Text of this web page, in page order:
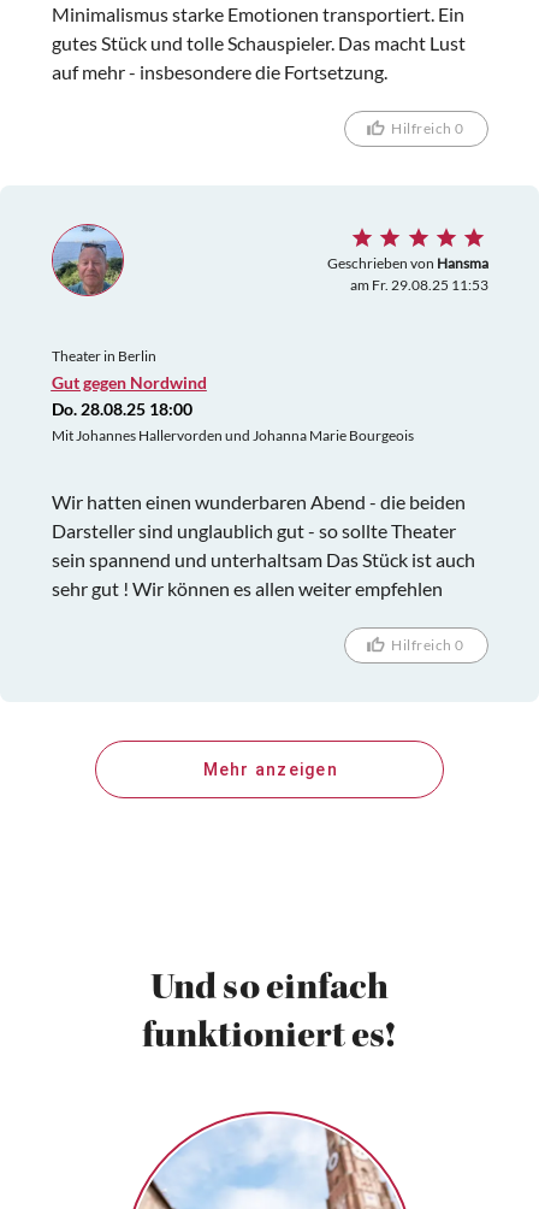
Minimalismus starke Emotionen transportiert. Ein
gutes Stück und tolle Schauspieler. Das macht Lust
auf mehr - insbesondere die Fortsetzung.
Hilfreich 0
Geschrieben von Hansma
am Fr. 29.08.25 11:53
Theater in Berlin
Gut gegen Nordwind
Do. 28.08.25 18:00
Mit Johannes Hallervorden und Johanna Marie Bourgeois
Wir hatten einen wunderbaren Abend - die beiden
Darsteller sind unglaublich gut - so sollte Theater
sein spannend und unterhaltsam Das Stück ist auch
sehr gut ! Wir können es allen weiter empfehlen
Hilfreich 0
Mehr anzeigen
Und so einfach
funktioniert es!